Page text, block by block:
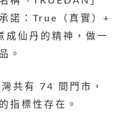
諾：True（真實）+
仙丹的精神，做一
。
共有 74 間門市，
指標性存在。